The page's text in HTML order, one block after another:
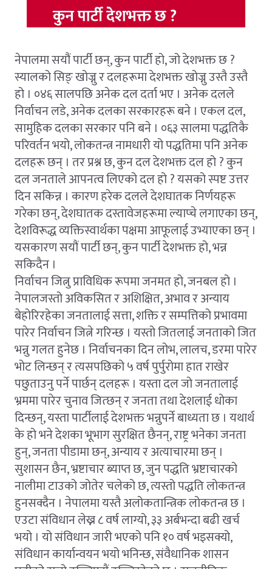
नेपालमा सयौं पार्टी छन्, कुन पार्टी हो, जो देशभक्त छ ?
स्यालको सिङ् खोज्नु र दलहरूमा देशभक्त खोज्नु उस्तै उस्तै
हो । ०४६ सालपछि अनेक दल दर्ता भए । अनेक दलले
निर्वाचन लडे, अनेक दलका सरकारहरू बने । एकल दल,
सामुहिक दलका सरकार पनि बने । ०६३ सालमा पद्धतिकै
परिवर्तन भयो, लोकतन्त्र नामधारी यो पद्धतिमा पनि अनेक
दलहरू छन् । तर प्रश्न छ, कुन दल देशभक्त दल हो ? कुन
दल जनताले आपनत्व लिएको दल हो ? यसको स्पष्ट उत्तर
दिन सकिन्न । कारण हरेक दलले देशघातक निर्णयहरू
गरेका छन्, देशघातक दस्तावेजहरूमा ल्याप्चे लगाएका छन्,
देशविरूद्ध व्यक्तिस्वार्थका पक्षमा आफूलाई उभ्याएका छन् ।
यसकारण सयौं पार्टी छन्, कुन पार्टी देशभक्त हो, भन्न
सकिदैन ।
निर्वाचन जित्नु प्राविधिक रूपमा जनमत हो, जनबल हो ।
नेपालजस्तो अविकसित र अशिक्षित, अभाव र अन्याय
बेहोरिरहेका जनतालाई सत्ता, शक्ति र सम्पत्तिको प्रभावमा
पारेर निर्वाचन जित्ने गरिन्छ । यस्तो जितलाई जनताको जित
भन्नु गलत हुनेछ । निर्वाचनका दिन लोभ, लालच, डरमा पारेर
भोट लिन्छन् र त्यसपछिको ५ वर्ष पुर्पुरोमा हात राखेर
पछुताउनु पर्ने पार्छन् दलहरू । यस्ता दल जो जनतालाई
भ्रममा पारेर चुनाव जित्छन् र जनता तथा देशलाई धोका
दिन्छन्, यस्ता पार्टीलाई देशभक्त भन्नुपर्ने बाध्यता छ । यथार्थ
के हो भने देशका भूभाग सुरक्षित छैनन्, राष्ट्र भनेका जनता
हुन्, जनता पीडामा छन्, अन्याय र अत्याचारमा छन् ।
सुशासन छैन, भ्रष्टाचार ब्याप्त छ, जुन पद्धति भ्रष्टाचारको
नालीमा टाउको जोतेर चलेको छ, त्यस्तो पद्धति लोकतन्त्र
हुनसक्दैन । नेपालमा यस्तै अलोकतान्त्रिक लोकतन्त्र छ ।
एउटा संविधान लेख्न ८ वर्ष लाग्यो, ३३ अर्बभन्दा बढी खर्च
भयो । यो संविधान जारी भएको पनि १० वर्ष भइसक्यो,
संविधान कार्यान्वयन भयो भनिन्छ, संवैधानिक शासन